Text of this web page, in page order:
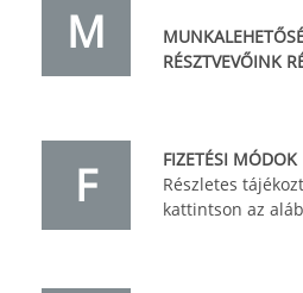
M
RÉSZTVEVŐINK
F
FIZETÉSI MÓDOK
Részletes
kattintson az